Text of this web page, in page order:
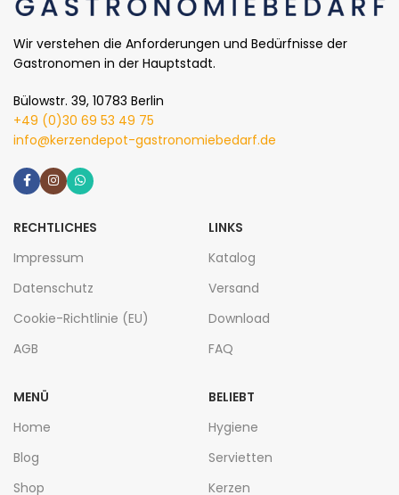
Wir verstehen die Anforderungen und Bedürfnisse der
Gastronomen in der Hauptstadt.
Bülowstr. 39, 10783 Berlin
+49 (0)30 69 53 49 75
info@kerzendepot-gastronomiebedarf.de
RECHTLICHES
Impressum
Datenschutz
Cookie-Richtlinie (EU)
AGB
LINKS
Katalog
Versand
Download
FAQ
MENÜ
Home
Blog
Shop
BELIEBT
Hygiene
Servietten
Kerzen